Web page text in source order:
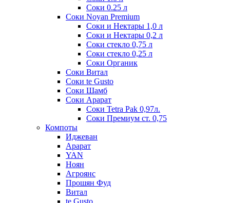
Соки 0.25 л
Соки Noyan Premium
Соки и Нектары 1,0 л
Соки и Нектары 0,2 л
Соки стекло 0,75 л
Соки стекло 0,25 л
Соки Органик
Соки Витал
Соки te Gusto
Соки Шамб
Соки Арарат
Соки Tetra Pak 0,97л.
Соки Премиум ст. 0,75
Компоты
Иджеван
Арарат
YAN
Ноян
Агроянс
Прошян Фуд
Витал
te Gusto